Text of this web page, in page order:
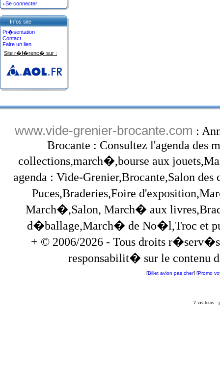
Se connecter
Infos site
Pr�sentation
Contact
Faire un lien
Site r�f�renc� sur :
www.vide-grenier-brocante.com :
Brocante : Consultez l'agenda des
collections,march�,bourse aux
agenda : Vide-Grenier,Brocante,Salon
Puces,Braderies,Foire
March�,Salon, March� aux
d�ballage,March� de No�l,Troc et
+ © 2006/2026 - Tous droits
responsabilit� sur le contenu
[Billet avion pas cher] [Promo
7visiteurs -